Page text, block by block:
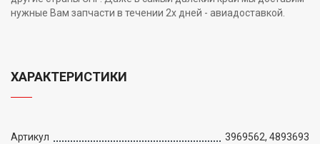
нужные Вам запчасти в течении 2х дней - авиадоставкой.
ХАРАКТЕРИСТИКИ
Артикул
3969562, 4893693